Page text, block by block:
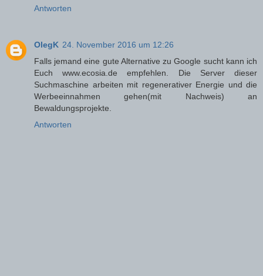
Antworten
OlegK 24. November 2016 um 12:26
Falls jemand eine gute Alternative zu Google sucht kann ich
Euch www.ecosia.de empfehlen. Die Server dieser
Suchmaschine arbeiten mit regenerativer Energie und die
Werbeeinnahmen gehen(mit Nachweis) an
Bewaldungsprojekte.
Antworten